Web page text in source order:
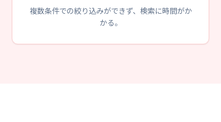
複数条件での絞り込みができず、検索に時間がか
かる。